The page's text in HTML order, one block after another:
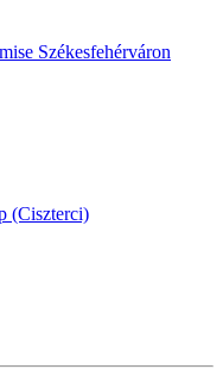
Székesfehérváron
(Ciszterci)